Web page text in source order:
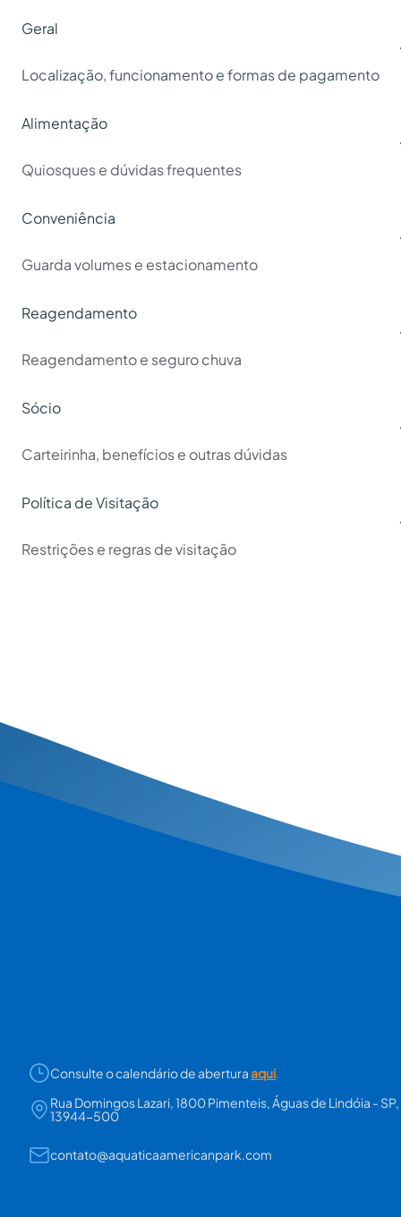
Geral
Localização, funcionamento e formas de pagamento
Alimentação
Quiosques e dúvidas frequentes
Conveniência
Guarda volumes e estacionamento
Reagendamento
Reagendamento e seguro chuva
Sócio
Carteirinha, benefícios e outras dúvidas
Política de Visitação
Restrições e regras de visitação
Consulte o calendário de aberturaaqui.
Rua Domingos Lazari, 1800 Pimenteis, Águas de Lindóia - SP,
13944-500
contato@aquaticaamericanpark.com